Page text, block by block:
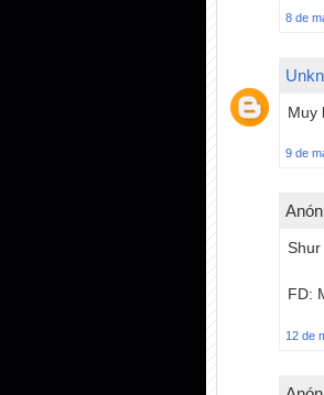
8 de
Muy
9 de
Shur
FD:
12 de